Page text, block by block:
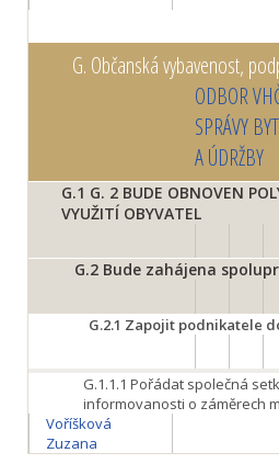
G. Občanská vybavenost,
ODBOR
SPRÁVY
A ÚDRŽBY
G.1 G. 2 BUDE OBNOVEN
VYUŽITÍ OBYVATEL
G.2Bude zahájena
G.2.1 Zapojit podnikatele
G.1.1.1 Pořádat společná
informovanosti o záměrech
Voříšková
Zuzana